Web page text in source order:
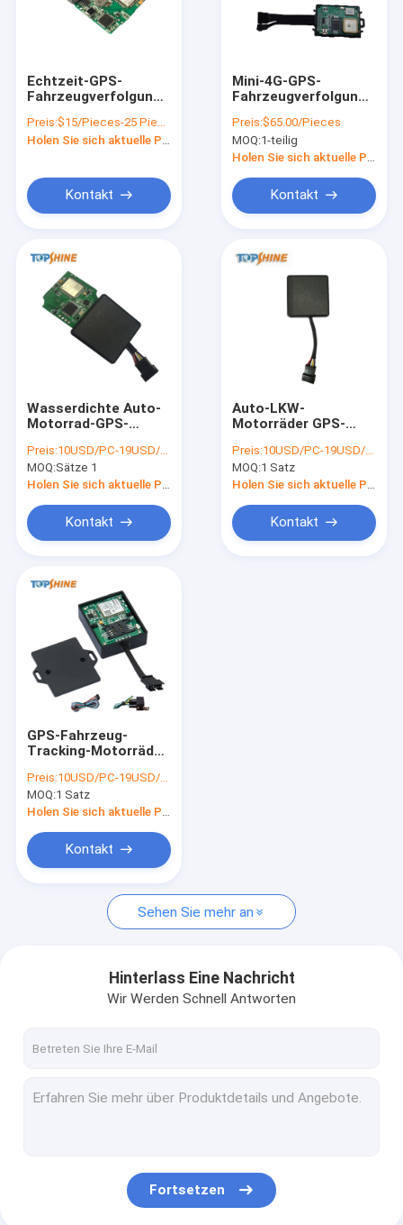
Über uns
Intelligentes Autoalarm-System
Motorrad GPS-Verfolger
GPS, das Plattform aufspürt
Verfolger 4G GPS
Verfolger SIM Cards GPS
Elektrischer Fahrrad-Geschwindigkeitsmesser
GPS-Tracking-Gerät
GPS-Fahrzeugortung
Verfolger Ebike GPS
Elektrischer Fahrrad-Prüfer
Echtzeit-GPS-
Fahrzeugverfolgung
Verfolger mit
kostenloser
Preis:$15/Pieces-25 Pieces
Kontakt
Mini-4G-GPS-
Fahrzeugverfolgung
Spannungsbereich
von 9 V bis 90 V
Preis:$65.00/Pieces
MOQ:1-teilig
Holen Sie sich aktuelle Preis
Kontakt
Wasserdichte Auto-
Motorrad-GPS-
Stromausfallwarnung
Preis:10USD/PC-19USD/PC
MOQ:Sätze 1
Holen Sie sich aktuelle Preis
Kontakt
Auto-LKW-
Motorräder GPS-
Sprachfernüberwachung
Preis:10USD/PC-19USD/PC
MOQ:1 Satz
Holen Sie sich aktuelle Preis
Kontakt
GPS-Fahrzeug-
Tracking-Motorräder
Zustandsüberwachung
der Fahrzeugbatterie
Preis:10USD/PC-19USD/PC
MOQ:1 Satz
Holen Sie sich aktuelle Preis
Kontakt
Sehen Sie mehr an
Hinterlass Eine Nachricht
Wir Werden Schnell Antworten
Fortsetzen